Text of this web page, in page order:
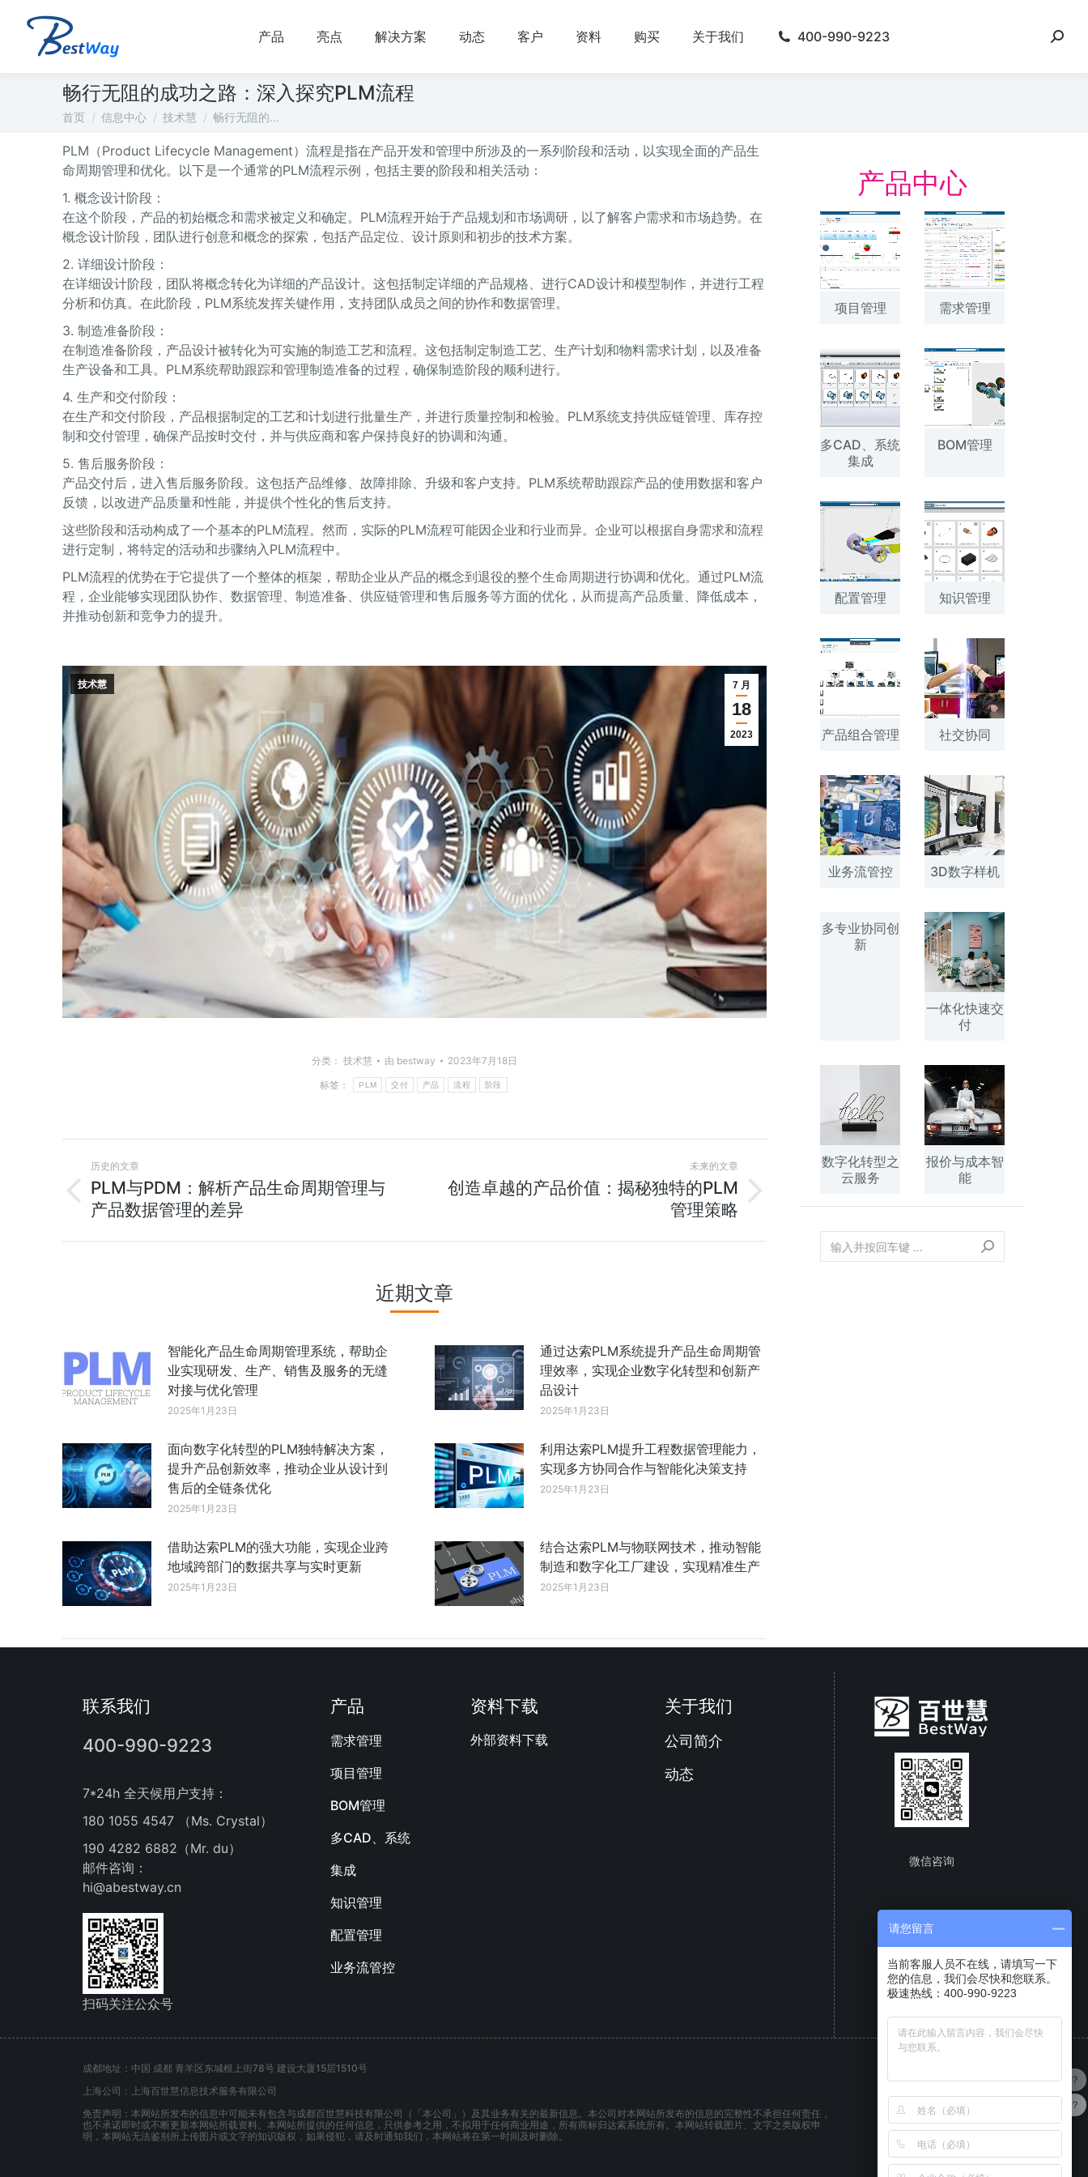
产品 亮点 解决方案 动态 客户 资料 购买 关于我们 400-990-9223
畅行无阻的成功之路：深入探究PLM流程
您在这里：
首页 信息中心 技术慧 畅行无阻的…
PLM（Product Lifecycle Management）流程是指在产品开发和管理中所涉及的一系列阶段和活动，以实现全面的产品生
命周期管理和优化。以下是一个通常的PLM流程示例，包括主要的阶段和相关活动：
1. 概念设计阶段：
在这个阶段，产品的初始概念和需求被定义和确定。PLM流程开始于产品规划和市场调研，以了解客户需求和市场趋势。在
概念设计阶段，团队进行创意和概念的探索，包括产品定位、设计原则和初步的技术方案。
2. 详细设计阶段：
在详细设计阶段，团队将概念转化为详细的产品设计。这包括制定详细的产品规格、进行CAD设计和模型制作，并进行工程
分析和仿真。在此阶段，PLM系统发挥关键作用，支持团队成员之间的协作和数据管理。
3. 制造准备阶段：
在制造准备阶段，产品设计被转化为可实施的制造工艺和流程。这包括制定制造工艺、生产计划和物料需求计划，以及准备
生产设备和工具。PLM系统帮助跟踪和管理制造准备的过程，确保制造阶段的顺利进行。
4. 生产和交付阶段：
在生产和交付阶段，产品根据制定的工艺和计划进行批量生产，并进行质量控制和检验。PLM系统支持供应链管理、库存控
制和交付管理，确保产品按时交付，并与供应商和客户保持良好的协调和沟通。
5. 售后服务阶段：
产品交付后，进入售后服务阶段。这包括产品维修、故障排除、升级和客户支持。PLM系统帮助跟踪产品的使用数据和客户
反馈，以改进产品质量和性能，并提供个性化的售后支持。
这些阶段和活动构成了一个基本的PLM流程。然而，实际的PLM流程可能因企业和行业而异。企业可以根据自身需求和流程
进行定制，将特定的活动和步骤纳入PLM流程中。
PLM流程的优势在于它提供了一个整体的框架，帮助企业从产品的概念到退役的整个生命周期进行协调和优化。通过PLM流
程，企业能够实现团队协作、数据管理、制造准备、供应链管理和售后服务等方面的优化，从而提高产品质量、降低成本，
并推动创新和竞争力的提升。
7 月
18
2023
技术慧
分类： 技术慧 由 bestway
2023年7月18日
标签：
PLM 交付 产品 流程 阶段
历史的文章
PLM与PDM：解析产品生命周期管理与
产品数据管理的差异
未来的文章
创造卓越的产品价值：揭秘独特的PLM
管理策略
近期文章
智能化产品生命周期管理系统，帮助企
业实现研发、生产、销售及服务的无缝
对接与优化管理
2025年1月23日
通过达索PLM系统提升产品生命周期管
理效率，实现企业数字化转型和创新产
品设计
2025年1月23日
面向数字化转型的PLM独特解决方案，
提升产品创新效率，推动企业从设计到
售后的全链条优化
2025年1月23日
利用达索PLM提升工程数据管理能力，
实现多方协同合作与智能化决策支持
2025年1月23日
借助达索PLM的强大功能，实现企业跨
地域跨部门的数据共享与实时更新
2025年1月23日
结合达索PLM与物联网技术，推动智能
制造和数字化工厂建设，实现精准生产
2025年1月23日
产品中心
项目管理 需求管理
多CAD、系统
集成
BOM管理
配置管理 知识管理
产品组合管理 社交协同
业务流管控 3D数字样机
多专业协同创
新
一体化快速交
付
数字化转型之
云服务
报价与成本智
能
联系我们
400-990-9223
7*24h 全天候用户支持：
180 1055 4547 （Ms. Crystal）
190 4282 6882（Mr. du）
邮件咨询：
hi@abestway.cn
扫码关注公众号
产品
需求管理
项目管理
BOM管理
多CAD、系统
集成
知识管理
配置管理
业务流管控
资料下载
外部资料下载
关于我们
公司简介
动态
微信咨询
成都地址：中国 成都 青羊区东城根上街78号 建设大厦15层1510号
上海公司：上海百世慧信息技术服务有限公司
免责声明：本网站所发布的信息中可能未有包含与成都百世慧科技有限公司（「本公司」）及其业务有关的最新信息。本公司对本网站所发布的信息的完整性不承担任何责任，
也不承诺即时或不断更新本网站所载资料。本网站所提供的任何信息，只供参考之用，不拟用于任何商业用途，所有商标归达索系统所有。本网站转载图片、文字之类版权申
明，本网站无法鉴别所上传图片或文字的知识版权，如果侵犯，请及时通知我们，本网站将在第一时间及时删除。
产品可以试用吗？
请您留言
当前客服人员不在线，请填写一下
您的信息，我们会尽快和您联系。
极速热线：400-990-9223